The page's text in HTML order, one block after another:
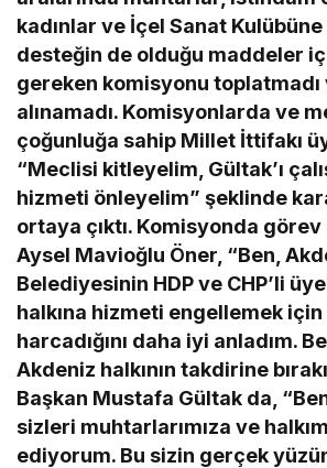
kadınlar ve İçel Sanat
desteğin de olduğu maddeler
gereken komisyonu
alınamadı. Komisyonlarda ve
çoğunluğa sahip Millet İttifakı
“Meclisi kitleyelim, Gültak’ı
hizmeti önleyelim” şeklinde
ortaya çıktı. Komisyonda
Aysel Mavioğlu Öner, “Ben,
Belediyesinin HDP ve CHP’li
halkına hizmeti engellemek için
harcadığını daha iyi anladım.
Akdeniz halkının takdirine
Başkan Mustafa Gültak da,
sizleri muhtarlarımıza ve
ediyorum. Bu sizin gerçek